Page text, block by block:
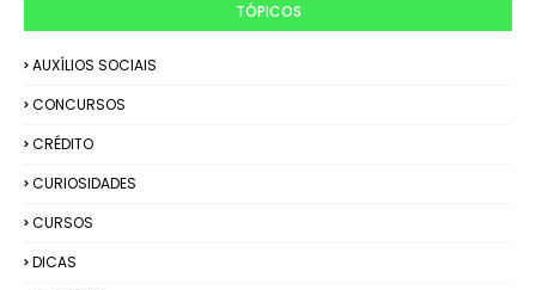
TÓPICOS
AUXÍLIOS SOCIAIS
CONCURSOS
CRÉDITO
CURIOSIDADES
CURSOS
DICAS